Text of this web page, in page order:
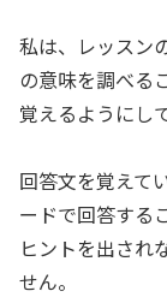
私は、レッスン
の意味を調べる
覚えるようにし
回答文を覚えて
ードで回答する
ヒントを出され
せん。